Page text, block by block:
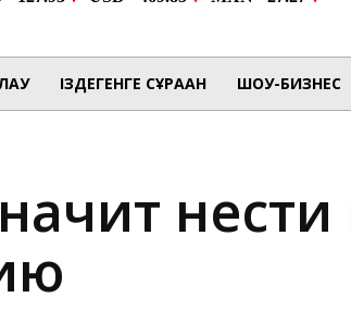
ІЗДЕГЕНГЕ СҰРАҒАН ШОУ-БИЗНЕС